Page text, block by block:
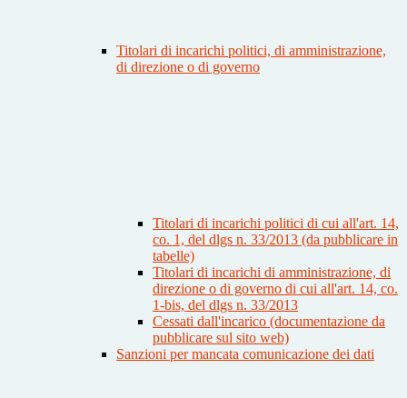
Titolari di incarichi politici, di amministrazione,
di direzione o di governo
Titolari di incarichi politici di cui all'art. 14,
co. 1, del dlgs n. 33/2013 (da pubblicare in
tabelle)
Titolari di incarichi di amministrazione, di
direzione o di governo di cui all'art. 14, co.
1-bis, del dlgs n. 33/2013
Cessati dall'incarico (documentazione da
pubblicare sul sito web)
Sanzioni per mancata comunicazione dei dati